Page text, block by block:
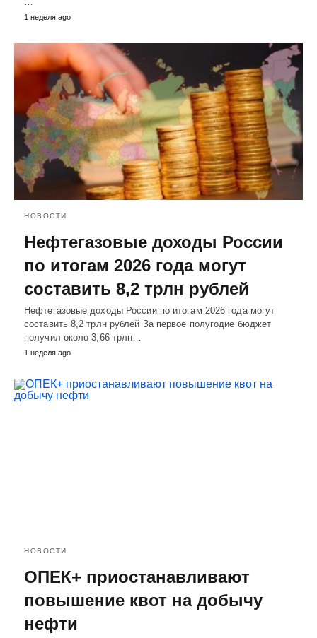
1 неделя ago
НОВОСТИ
Нефтегазовые доходы России
по итогам 2026 года могут
составить 8,2 трлн рублей
Нефтегазовые доходы России по итогам 2026 года могут
составить 8,2 трлн рублей За первое полугодие бюджет
получил около 3,66 трлн…
1 неделя ago
НОВОСТИ
ОПЕК+ приостанавливают
повышение квот на добычу
нефти